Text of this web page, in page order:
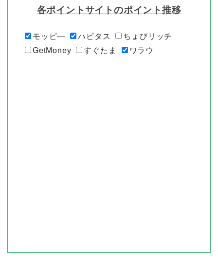
各ポイントサイトのポイント推移
モッピ― ハピタス
ちょびリッチ
GetMoney
すぐたま ワラウ